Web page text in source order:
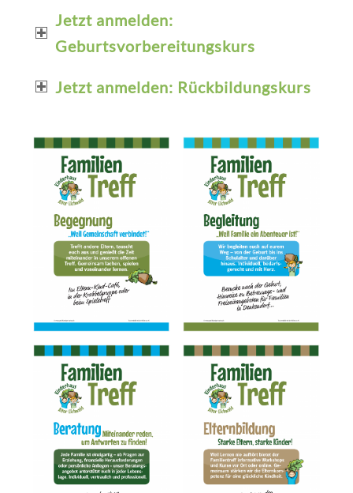
Jetzt anmelden:
Geburtsvorbereitungskurs
Jetzt anmelden: Rückbildungskurs